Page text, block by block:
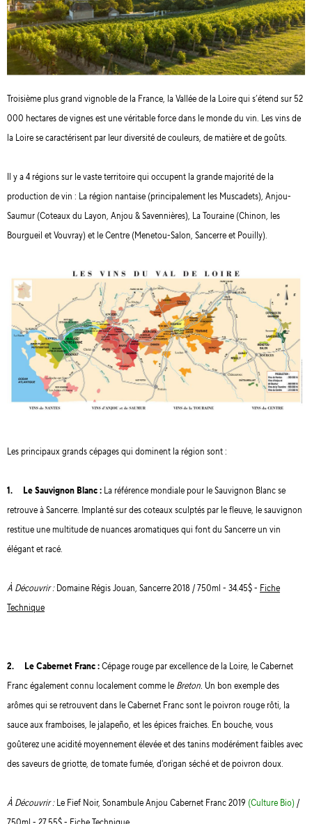
Troisième plus grand vignoble de la France, la Vallée de la Loire qui s’étend sur 52
000 hectares de vignes est une véritable force dans le monde du vin. Les vins de
la Loire se caractérisent par leur diversité de couleurs, de matière et de goûts.
Il y a 4 régions sur le vaste territoire qui occupent la grande majorité de la
production de vin : La région nantaise (principalement les Muscadets), Anjou-
Saumur (Coteaux du Layon, Anjou & Savennières), La Touraine (Chinon, les
Bourgueil et Vouvray) et le Centre (Menetou-Salon, Sancerre et Pouilly).
Les principaux grands cépages qui dominent la région sont :
1. Le Sauvignon Blanc : La référence mondiale pour le Sauvignon Blanc se
retrouve à Sancerre. Implanté sur des coteaux sculptés par le fleuve, le sauvignon
restitue une multitude de nuances aromatiques qui font du Sancerre un vin
élégant et racé.
À Découvrir :Domaine Régis Jouan, Sancerre 2018 / 750ml - 34.45$ - Fiche
Technique
2. Le Cabernet Franc :Cépage rouge par excellence de la Loire, le Cabernet
Franc également connu localement comme le Breton. Un bon exemple des
arômes qui se retrouvent dans le Cabernet Franc sont le poivron rouge rôti, la
sauce aux framboises, le jalapeño, et les épices fraiches. En bouche, vous
goûterez une acidité moyennement élevée et des tanins modérément faibles avec
des saveurs de griotte, de tomate fumée, d'origan séché et de poivron doux.
À Découvrir :Le Fief Noir, Sonambule Anjou Cabernet Franc 2019 (Culture Bio)/